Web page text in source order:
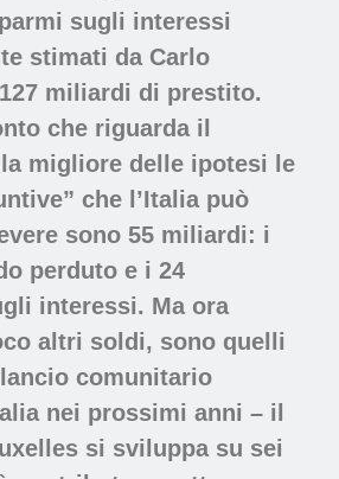
sugli interessi
stimati da Carlo
miliardi di prestito.
che riguarda il
migliore delle ipotesi le
che l’Italia può
sono 55 miliardi: i
perduto e i 24
interessi. Ma ora
altri soldi, sono quelli
comunitario
nei prossimi anni – il
si sviluppa su sei